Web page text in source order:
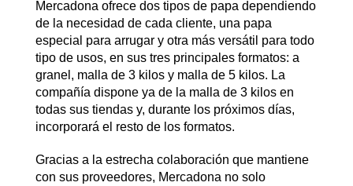
Mercadona ofrece dos tipos de papa dependiendo
de la necesidad de cada cliente, una papa
especial para arrugar y otra más versátil para todo
tipo de usos, en sus tres principales formatos: a
granel, malla de 3 kilos y malla de 5 kilos. La
compañía dispone ya de la malla de 3 kilos en
todas sus tiendas y, durante los próximos días,
incorporará el resto de los formatos.
Gracias a la estrecha colaboración que mantiene
con sus proveedores, Mercadona no solo